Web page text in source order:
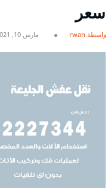
سعر
بواسطة rwan مارس 10, 2021